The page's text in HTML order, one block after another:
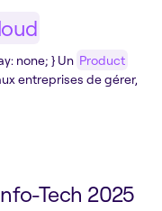
none; } Un Product
entreprises de gérer,
Tech 2025